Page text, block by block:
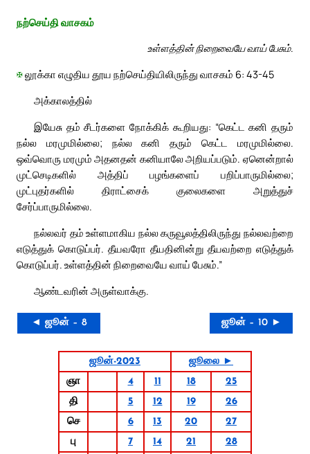
நற்செய்தி வாசகம்
உள்ளத்தின் நிறைவையே வாய் பேசும்.
✠லூக்கா எழுதிய தூய நற்செய்தியிலிருந்து வாசகம் 6: 43-45
அக்காலத்தில்
இயேசு தம் சீடர்களை நோக்கிக் கூறியது: “கெட்ட கனி தரும்
நல்ல மரமுமில்லை; நல்ல கனி தரும் கெட்ட மரமுமில்லை.
ஒவ்வொரு மரமும் அதனதன் கனியாலே அறியப்படும். ஏனென்றால்
முட்செடிகளில் அத்திப் பழங்களைப் பறிப்பாருமில்லை;
முட்புதர்களில் திராட்சைக் குலைகளை அறுத்துச்
சேர்ப்பாருமில்லை.
நல்லவர் தம் உள்ளமாகிய நல்ல கருவூலத்திலிருந்து நல்லவற்றை
எடுத்துக் கொடுப்பர். தீயவரோ தீயதினின்று தீயவற்றை எடுத்துக்
கொடுப்பர். உள்ளத்தின் நிறைவையே வாய் பேசும்.”
ஆண்டவரின் அருள்வாக்கு.
◄ ஜூன் – 8 ஜூன் – 10 ►
ஜூன்-2023
ஜூலை ►
ஞா
4 11 18
25
தி
5 12 19
26
செ
6 13 20
27
பு
7 14 21
28